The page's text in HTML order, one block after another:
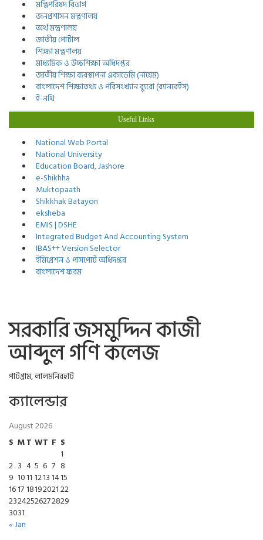
মন্ত্রিপরিষদ বিভাগ
জনপ্রশাসন মন্ত্রণালয়
অর্থ মন্ত্রণালয়
জাতীয় পোর্টাল
শিক্ষা মন্ত্রণালয়
মাধ্যমিক ও উচ্চশিক্ষা অধিদপ্তর
জাতীয় শিক্ষা ব্যবস্থাপনা একাডেমি (নায়েম)
বাংলাদেশ শিক্ষাতথ্য ও পরিসংখ্যান ব্যুরো (ব্যানবেইস)
ই-নথি
Useful Links
National Web Portal
National University
Education Board, Jashore
e-Shikhha
Muktopaath
Shikkhak Batayon
eksheba
EMIS | DSHE
Integrated Budget And Accounting System
IBAS++ Version Selector
ইমিগ্রেশন ও পাসপোর্ট অধিদপ্তর
বাংলাদেশ ফরম
সরকারি জসমুদ্দিন কাজী
আব্দুল গণি কলেজ
পাটগ্রাম, লালমনিরহাট
ক্যালেন্ডার
August 2026
S MT WT F S
1
2 3 4 5 6 7 8
9 1011 12131415
16171819202122
23242526272829
3031
« Jan